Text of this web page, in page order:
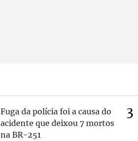
Fuga da polícia foi a causa do
acidente que deixou 7 mortos
na BR-251